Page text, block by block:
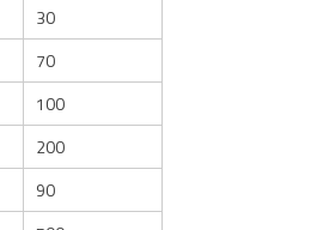
30
70
100
200
90